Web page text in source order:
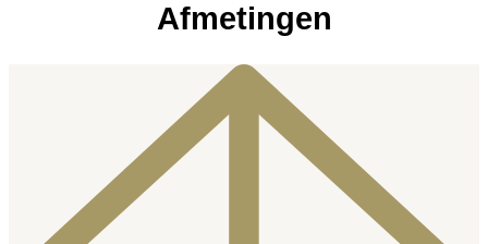
Afmetingen